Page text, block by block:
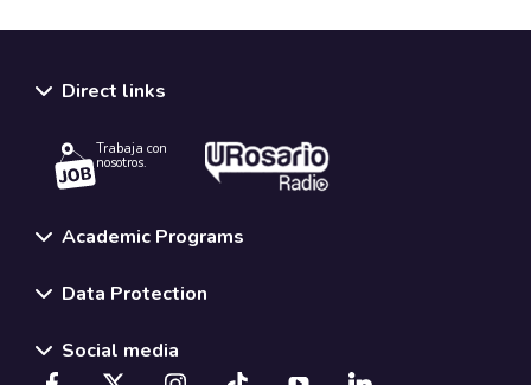
Direct links
Trabaja con
nosotros.
Academic Programs
Data Protection
Social media